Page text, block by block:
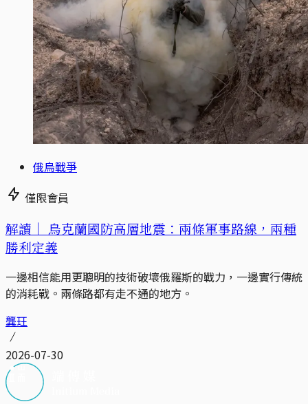
俄烏戰爭
僅限會員
解讀｜ 烏克蘭國防高層地震：兩條軍事路線，兩種
勝利定義
一邊相信能用更聰明的技術破壞俄羅斯的戰力，一邊實行傳統
的消耗戰。兩條路都有走不通的地方。
龔玨
2026-07-30